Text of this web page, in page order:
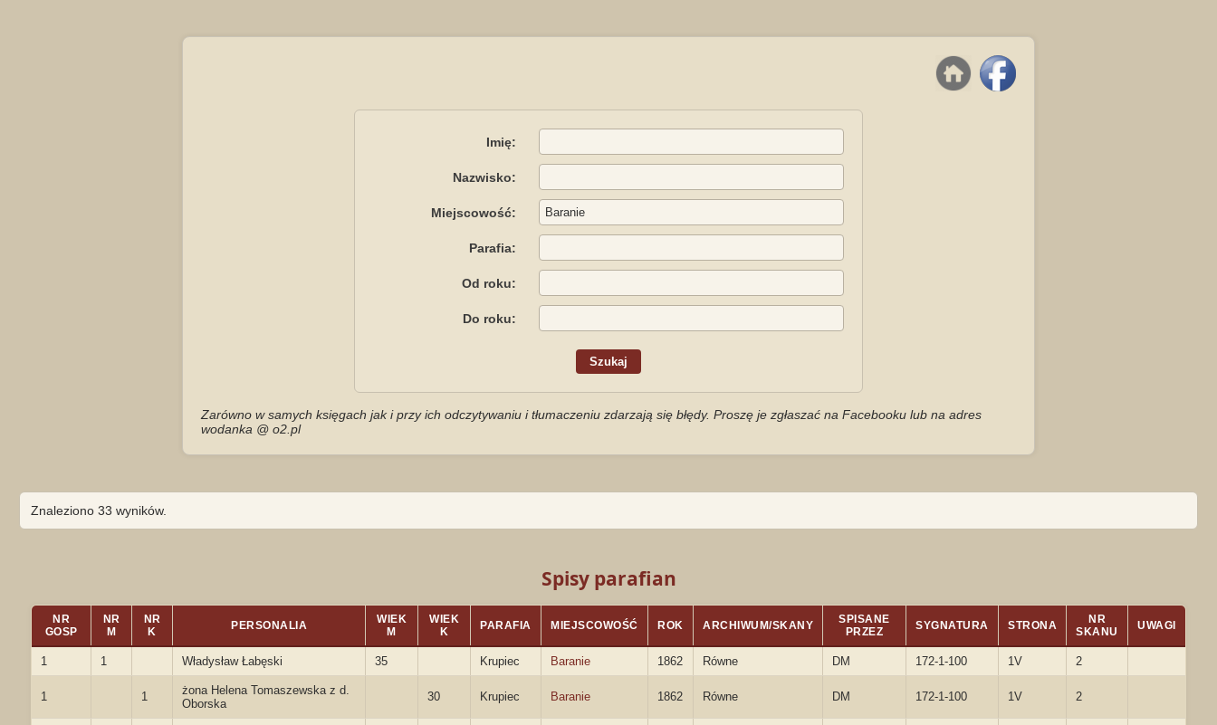
Imię:
Nazwisko:
Miejscowość:
Parafia:
Od roku:
Do roku:
Zarówno w samych księgach jak i przy ich odczytywaniu i tłumaczeniu zdarzają się błędy. Proszę je zgłaszać na Facebooku lub na adres
wodanka @ o2.pl
Znaleziono 33 wyników.
Spisy parafian
NR
GOSP
NR
M
NR
K
PERSONALIA
WIEK
M
WIEK
K
PARAFIA MIEJSCOWOŚĆ ROK ARCHIWUM/SKANY
SPISANE
PRZEZ
SYGNATURA STRONA
NR
SKANU
UWAGI
1 1 Władysław Łabęski 35 Krupiec Baranie 1862 Równe DM 172-1-100 1V 2
1 1
żona Helena Tomaszewska z d.
Oborska
30 Krupiec Baranie 1862 Równe DM 172-1-100 1V 2